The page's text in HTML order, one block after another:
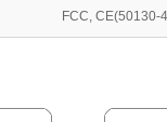
FCC, CE(50130-